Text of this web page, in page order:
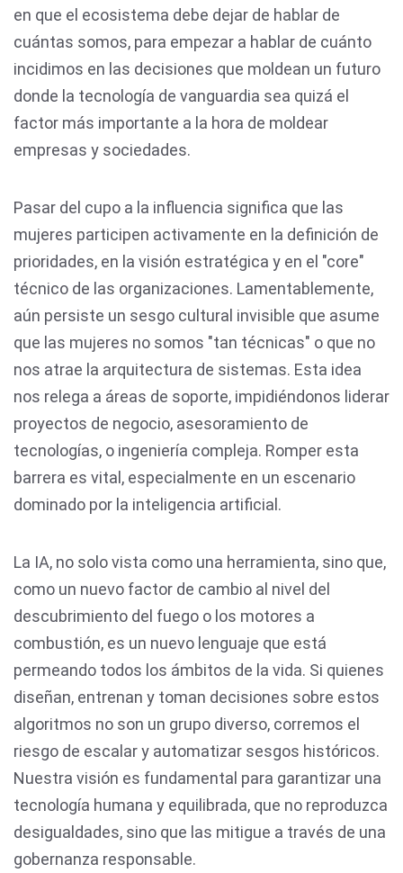
en que el ecosistema debe dejar de hablar de
cuántas somos, para empezar a hablar de cuánto
incidimos en las decisiones que moldean un futuro
donde la tecnología de vanguardia sea quizá el
factor más importante a la hora de moldear
empresas y sociedades.
Pasar del cupo a la influencia significa que las
mujeres participen activamente en la definición de
prioridades, en la visión estratégica y en el "core"
técnico de las organizaciones. Lamentablemente,
aún persiste un sesgo cultural invisible que asume
que las mujeres no somos "tan técnicas" o que no
nos atrae la arquitectura de sistemas. Esta idea
nos relega a áreas de soporte, impidiéndonos liderar
proyectos de negocio, asesoramiento de
tecnologías, o ingeniería compleja. Romper esta
barrera es vital, especialmente en un escenario
dominado por la inteligencia artificial.
La IA, no solo vista como una herramienta, sino que,
como un nuevo factor de cambio al nivel del
descubrimiento del fuego o los motores a
combustión, es un nuevo lenguaje que está
permeando todos los ámbitos de la vida. Si quienes
diseñan, entrenan y toman decisiones sobre estos
algoritmos no son un grupo diverso, corremos el
riesgo de escalar y automatizar sesgos históricos.
Nuestra visión es fundamental para garantizar una
tecnología humana y equilibrada, que no reproduzca
desigualdades, sino que las mitigue a través de una
gobernanza responsable.